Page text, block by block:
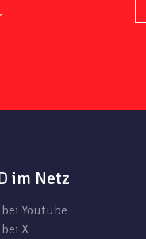
im Netz
bei Youtube
bei X